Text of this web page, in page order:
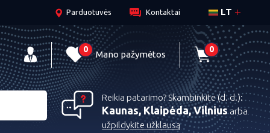
LT
Parduotuvės Kontaktai
0 Mano pažymėtos 0
Reikia patarimo? Skambinkite (d. d.):
Kaunas, Klaipėda, Vilniusarba
užpildykite užklausą